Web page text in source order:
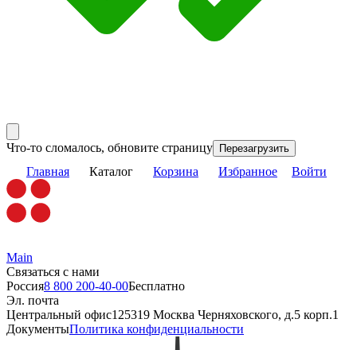
Что-то сломалось, обновите страницу Перезагрузить
Главная Каталог Корзина Избранное Войти
Main
Связаться с нами
Россия8 800 200-40-00Бесплатно
Эл. почта
Центральный офис125319 Москва Черняховского, д.5 корп.1
ДокументыПолитика конфиденциальности